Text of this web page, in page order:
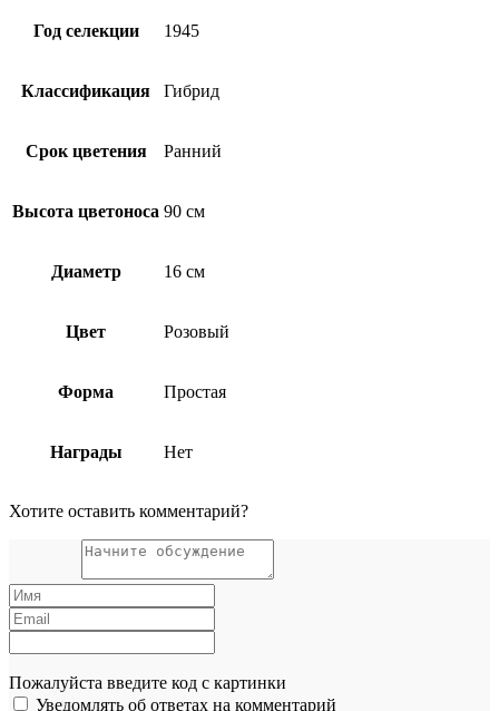
Год селекции 1945
Классификация Гибрид
Срок цветения Ранний
Высота цветоноса 90 см
Диаметр 16 см
Цвет Розовый
Форма Простая
Награды Нет
Хотите оставить комментарий?
Пожалуйста введите код с картинки
Уведомлять об ответах на комментарий